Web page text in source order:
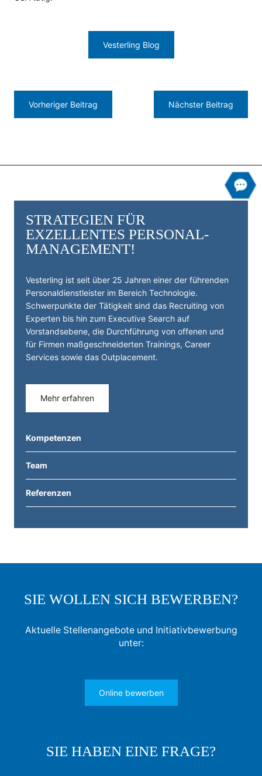
STRATEGIEN FÜR
EXZELLENTES PERSONAL­
MANAGEMENT!
Vesterling ist seit über 25 Jahren einer der führenden
Personal­dienst­leister im Bereich Technologie.
Schwerpunkte der Tätigkeit sind das Recruiting von
Experten bis hin zum Executive Search auf
Vorstandsebene, die Durchführung von offenen und
für Firmen maßgeschneiderten Trainings, Career
Services sowie das Outplacement.
Mehr erfahren
Kompetenzen
Team
Referenzen
Vorheriger Beitrag
Vesterling Blog
Nächster Beitrag
SIE WOLLEN SICH BEWERBEN?
Aktuelle Stellenangebote und Initiativbewerbung
unter:
Online bewerben
SIE HABEN EINE FRAGE?